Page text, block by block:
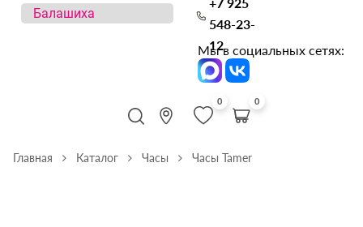
548-23-
12
Мы в социальных сетях:
0 0
Главная Каталог Часы Часы Tamer